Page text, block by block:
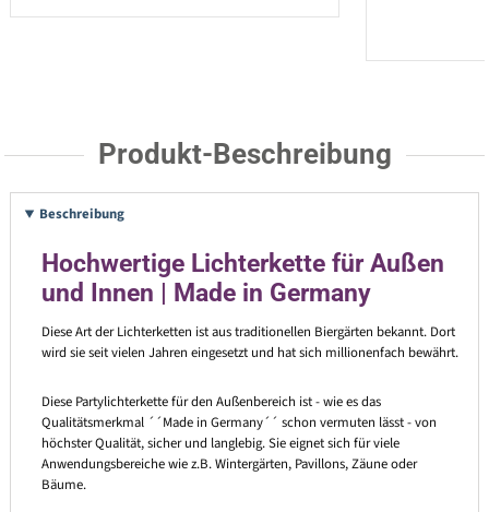
Produkt-Beschreibung
Beschreibung
Hochwertige Lichterkette für Außen
und Innen | Made in Germany
Diese Art der Lichterketten ist aus traditionellen Biergärten bekannt. Dort
wird sie seit vielen Jahren eingesetzt und hat sich millionenfach bewährt.
Diese Partylichterkette für den Außenbereich ist - wie es das
Qualitätsmerkmal ´´Made in Germany´´ schon vermuten lässt - von
höchster Qualität, sicher und langlebig. Sie eignet sich für viele
Anwendungsbereiche wie z.B. Wintergärten, Pavillons, Zäune oder
Bäume.